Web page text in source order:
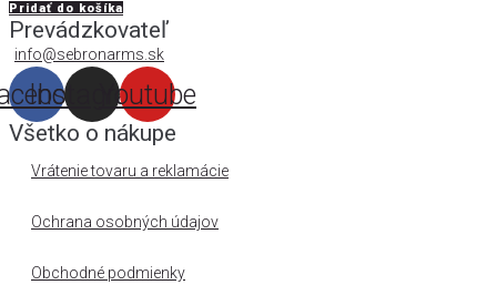
Pridať do košíka
Prevádzkovateľ
info@sebronarms.sk
InstagramYoutube
Všetko o nákupe
Vrátenie tovaru a reklamácie
Ochrana osobných údajov
Obchodné podmienky